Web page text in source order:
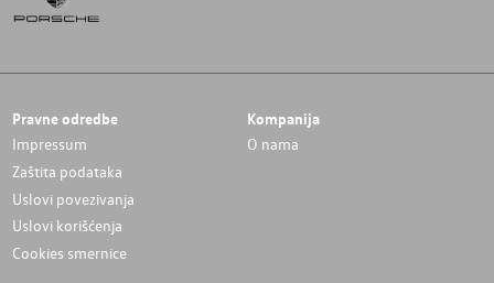
Pravne odredbe
Impressum
Zaštita podataka
Uslovi povezivanja
Uslovi korišćenja
Cookies smernice
Kompanija
O nama